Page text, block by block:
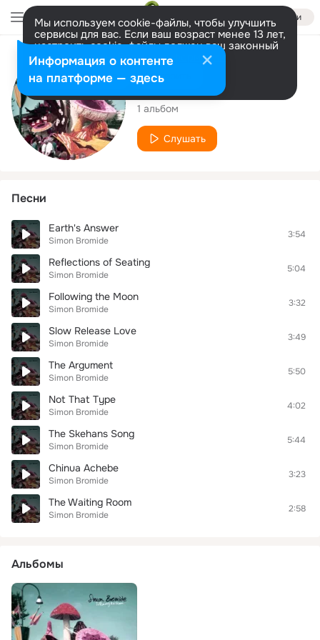
Войти
Мы используем cookie-файлы, чтобы улучшить
сервисы для вас. Если ваш возраст менее 13 лет,
настроить cookie-файлы должен ваш законный
представитель. Больше информации
Разрешить все Настроить
Исполнитель
Simon Bromide
1 альбом
Слушать
Песни
Earth's Answer
Simon Bromide
3:54
Reflections of Seating
Simon Bromide
5:04
Following the Moon
Simon Bromide
3:32
Slow Release Love
Simon Bromide
3:49
The Argument
Simon Bromide
5:50
Not That Type
Simon Bromide
4:02
The Skehans Song
Simon Bromide
5:44
Chinua Achebe
Simon Bromide
3:23
The Waiting Room
Simon Bromide
2:58
Альбомы
Информация о контенте
на платформе — здесь